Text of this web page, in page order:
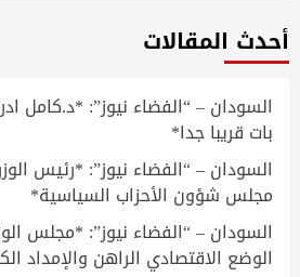
أحدث المقالات
السودان – “الفضاء نيوز”: *د.كامل
بات قريبا جدا*
السودان – “الفضاء نيوز”: *رئيس
مجلس شؤون الأحزاب السياسية*
السودان – “الفضاء نيوز”: *مجلس
الوضع الاقتصادي الراهن والإمداد